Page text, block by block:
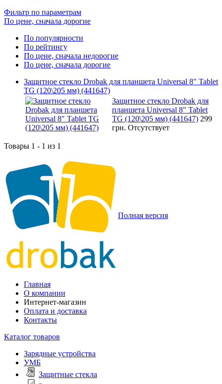
Фильтр по параметрам
По цене, сначала дорогие
По популярности
По рейтингу
По цене, сначала недорогие
По цене, сначала дорогие
Защитное стекло Drobak для планшета Universal 8" Tablet
TG (120\205 мм) (441647)
Защитное стекло Drobak для
планшета Universal 8" Tablet
TG (120\205 мм) (441647) 299
грн. Отсутствует
Товары 1 - 1 из 1
Полная версия
Главная
О компании
Интернет-магазин
Оплата и доставка
Контакты
Каталог товаров
Зарядные устройства
УМБ
Защитные стекла